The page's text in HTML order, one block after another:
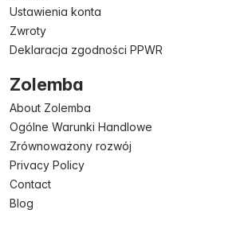
Ustawienia konta
Zwroty
Deklaracja zgodności PPWR
Zolemba
About Zolemba
Ogólne Warunki Handlowe
Zrównoważony rozwój
Privacy Policy
Contact
Blog